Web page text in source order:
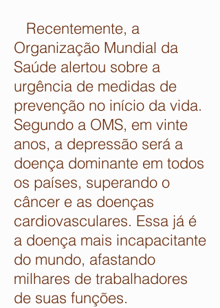
Recentemente, a
Organização Mundial da
Saúde alertou sobre a
urgência de medidas de
prevenção no início da vida.
Segundo a OMS, em vinte
anos, a depressão será a
doença dominante em todos
os países, superando o
câncer e as doenças
cardiovasculares. Essa já é
a doença mais incapacitante
do mundo, afastando
milhares de trabalhadores
de suas funções.